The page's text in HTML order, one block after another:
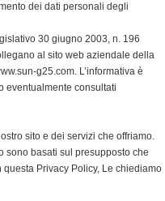
dei dati personali degli
30 giugno 2003, n. 196
al sito web aziendale della
g25.com. L’informativa è
eventualmente consultati
sito e dei servizi che offriamo.
sono basati sul presupposto che
Privacy Policy, Le chiediamo